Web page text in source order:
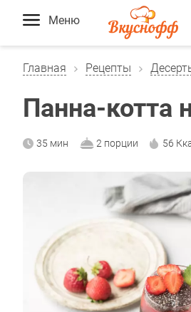
Меню
Главная Рецепты
Панна-котта
35 мин 2 порции 56